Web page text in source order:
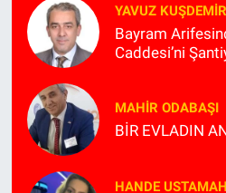
YAVUZ KUŞDEMIR
Bayram
Caddesi’ni
MAHIR ODABAŞI
BİR EVLADIN
HANDE